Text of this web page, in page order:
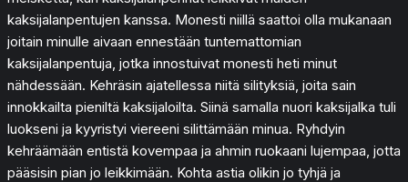
kaksijalanpentujen kanssa. Monesti niillä saattoi olla mukanaan
joitain minulle aivaan ennestään tuntemattomian
kaksijalanpentuja, jotka innostuivat monesti heti minut
nähdessään. Kehräsin ajatellessa niitä silityksiä, joita sain
innokkailta pieniltä kaksijaloilta. Siinä samalla nuori kaksijalka tuli
luokseni ja kyyristyi viereeni silittämään minua. Ryhdyin
kehräämään entistä kovempaa ja ahmin ruokaani lujempaa, jotta
pääsisin pian jo leikkimään. Kohta astia olikin jo tyhjä ja